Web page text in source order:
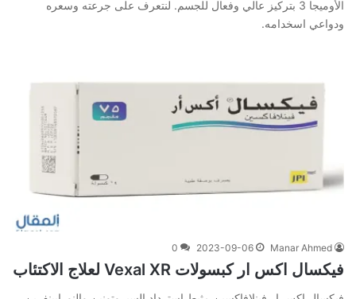
الأوميجا 3 بتركيز عالي وفعال للجسم. لنتعرف على جرعته وسعره
ودواعي اسخدامه.
Manar Ahmed
2023-09-06
0
فيكسال اكس ار كبسولات Vexal XR لعلاج الاكتئاب